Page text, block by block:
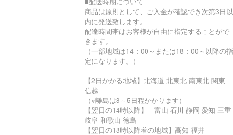
商品は原則として、ご入金が確認でき次第3日以
内に発送致します。
配達時間帯はお客様が自由に指定することがで
きます。
（一部地域は14：00～または18：00～以降の指
定になります。）
【2日かかる地域】北海道 北東北 南東北 関東
信越
（※離島は3～5日程かかります）
【翌日の14時以降】 富山 石川 静岡 愛知 三重
岐阜 和歌山 徳島
【翌日の18時以降着の地域】高知 福井